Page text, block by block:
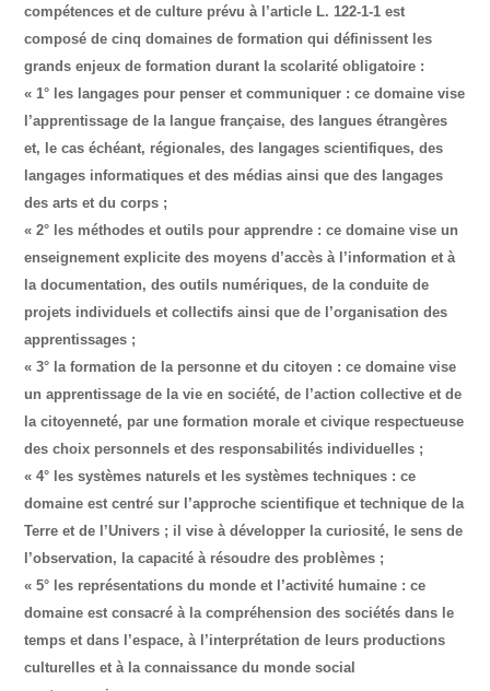
compétences et de culture prévu à l’article L. 122-1-1 est
composé de cinq domaines de formation qui définissent les
grands enjeux de formation durant la scolarité obligatoire :
« 1° les langages pour penser et communiquer : ce domaine vise
l’apprentissage de la langue française, des langues étrangères
et, le cas échéant, régionales, des langages scientifiques, des
langages informatiques et des médias ainsi que des langages
des arts et du corps ;
« 2° les méthodes et outils pour apprendre : ce domaine vise un
enseignement explicite des moyens d’accès à l’information et à
la documentation, des outils numériques, de la conduite de
projets individuels et collectifs ainsi que de l’organisation des
apprentissages ;
« 3° la formation de la personne et du citoyen : ce domaine vise
un apprentissage de la vie en société, de l’action collective et de
la citoyenneté, par une formation morale et civique respectueuse
des choix personnels et des responsabilités individuelles ;
« 4° les systèmes naturels et les systèmes techniques : ce
domaine est centré sur l’approche scientifique et technique de la
Terre et de l’Univers ; il vise à développer la curiosité, le sens de
l’observation, la capacité à résoudre des problèmes ;
« 5° les représentations du monde et l’activité humaine : ce
domaine est consacré à la compréhension des sociétés dans le
temps et dans l’espace, à l’interprétation de leurs productions
culturelles et à la connaissance du monde social